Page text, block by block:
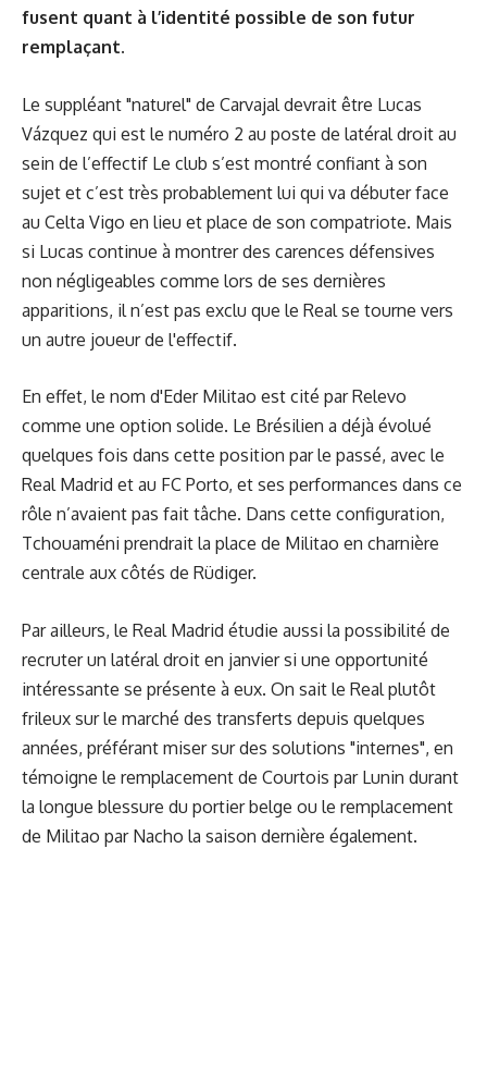
fusent quant à l’identité possible de son futur
remplaçant.
Le suppléant "naturel" de Carvajal devrait être Lucas
Vázquez qui est le numéro 2 au poste de latéral droit au
sein de l’effectif Le club s’est montré confiant à son
sujet et c’est très probablement lui qui va débuter face
au Celta Vigo en lieu et place de son compatriote. Mais
si Lucas continue à montrer des carences défensives
non négligeables comme lors de ses dernières
apparitions, il n’est pas exclu que le Real se tourne vers
un autre joueur de l'effectif.
En effet, le nom d'Eder Militao est cité par Relevo
comme une option solide. Le Brésilien a déjà évolué
quelques fois dans cette position par le passé, avec le
Real Madrid et au FC Porto, et ses performances dans ce
rôle n’avaient pas fait tâche. Dans cette configuration,
Tchouaméni prendrait la place de Militao en charnière
centrale aux côtés de Rüdiger.
Par ailleurs, le Real Madrid étudie aussi la possibilité de
recruter un latéral droit en janvier si une opportunité
intéressante se présente à eux. On sait le Real plutôt
frileux sur le marché des transferts depuis quelques
années, préférant miser sur des solutions "internes", en
témoigne le remplacement de Courtois par Lunin durant
la longue blessure du portier belge ou le remplacement
de Militao par Nacho la saison dernière également.